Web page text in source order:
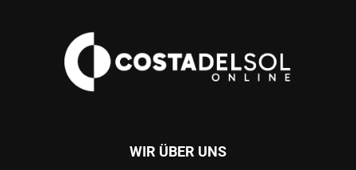
WIR ÜBER UNS